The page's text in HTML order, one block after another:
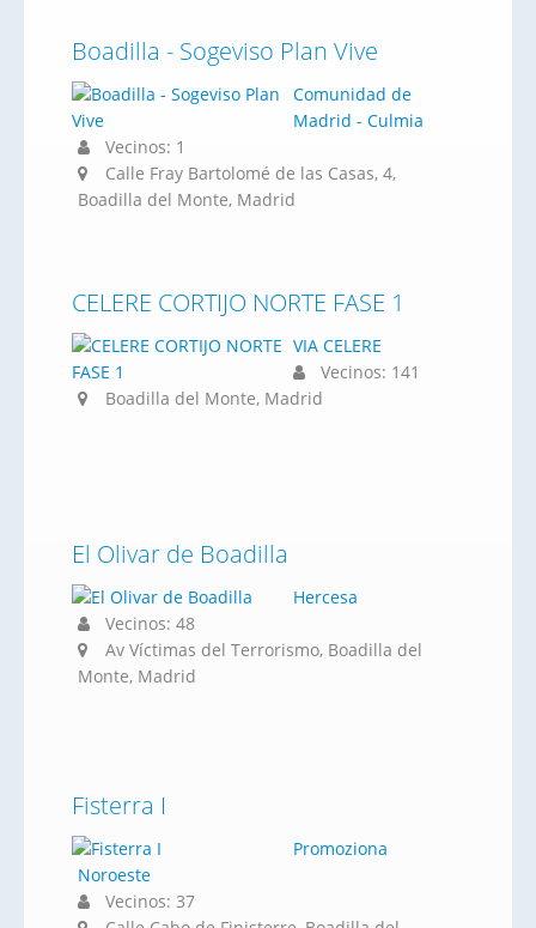
Boadilla - Sogeviso Plan Vive
Comunidad de
Madrid - Culmia
Vecinos: 1
Calle Fray Bartolomé de las Casas, 4,
Boadilla del Monte, Madrid
CELERE CORTIJO NORTE FASE 1
VIA CELERE
Vecinos: 141
Boadilla del Monte, Madrid
El Olivar de Boadilla
Hercesa
Vecinos: 48
Av Víctimas del Terrorismo, Boadilla del
Monte, Madrid
Fisterra I
Promoziona
Noroeste
Vecinos: 37